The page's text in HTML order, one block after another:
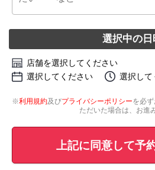
選択中の日
店舗を選択してください
選択してください
選択して
※利用規約及びプライバシーポリシーを必
ただいた場合は、お進
上記に同意して予